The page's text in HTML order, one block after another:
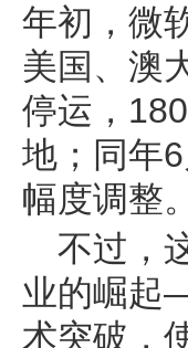
年初，微
美国、澳
停运，
地；同年
幅度调整。
不过，
业的崛起
术突破，